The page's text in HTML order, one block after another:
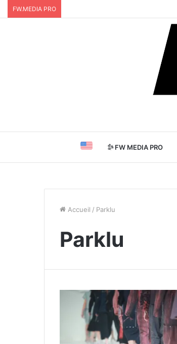
FW.MEDIA PRO
FW MEDIA PRO
Accueil / Parklu
Parklu